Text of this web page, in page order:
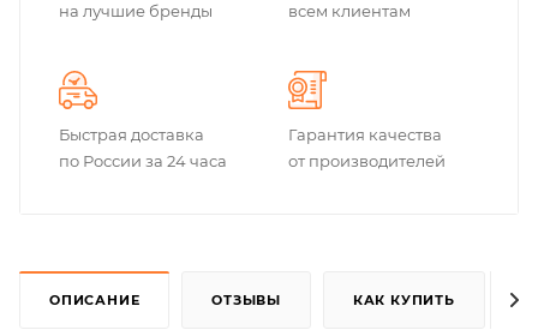
на лучшие бренды
всем клиентам
Быстрая доставка
по России за 24 часа
Гарантия качества
от производителей
ОПИСАНИЕ ОТЗЫВЫ КАК КУПИТЬ